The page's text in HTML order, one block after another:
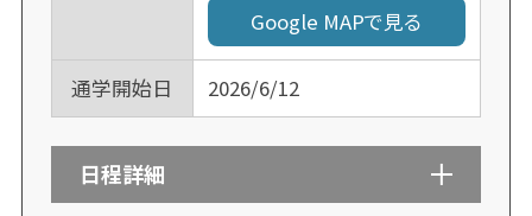
Google MAPで見る
通学開始日 2026/6/12
日程詳細